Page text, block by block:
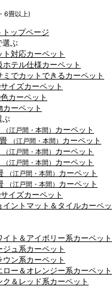
6畳以上)
トップページ
選ぶ
ト対応カーペット
ホテル仕様カーペット
ミでカットできるカーペット
イズカーペット
カーペット
カーペット
ぶ
（江戸間・本間） カーペット
（江戸間・本間） カーペット
（江戸間・本間） カーペット
（江戸間・本間） カーペット
（江戸間・本間） カーペット
（江戸間・本間） カーペット
イズカーペット
イントマット＆タイルカーペッ
イト＆アイボリー系カーペット
ジュ系カーペット
ウン系カーペット
ロー＆オレンジー系カーペット
ク＆レッド系カーペット